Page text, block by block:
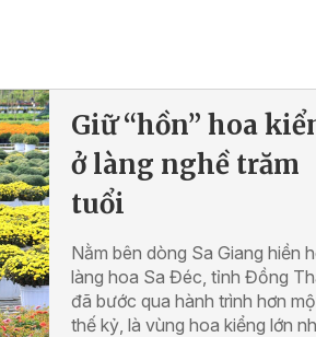
Giữ “hồn” hoa
ở làng nghề trăm
tuổi
Nằm bên dòng Sa Giang hiền
làng hoa Sa Đéc, tỉnh Đồng
đã bước qua hành trình hơn
thế kỷ, là vùng hoa kiểng lớn